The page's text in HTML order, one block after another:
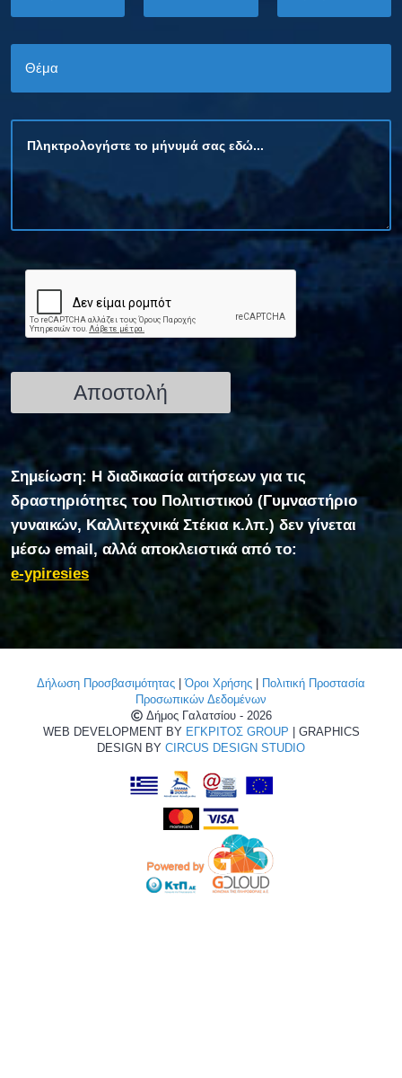
Σημείωση: Η διαδικασία αιτήσεων για τις
δραστηριότητες του Πολιτιστικού (Γυμναστήριο
γυναικών, Καλλιτεχνικά Στέκια κ.λπ.) δεν γίνεται
μέσω email, αλλά αποκλειστικά από το:
e-ypiresies
Δήλωση Προσβασιμότητας |Όροι Χρήσης
Πολιτική Προστασία
Προσωπικών Δεδομένων
Δήμος Γαλατσίου - 2026
WEB DEVELOPMENT BY ΕΓΚΡΙΤΟΣ GROUP | GRAPHICS
DESIGN BY CIRCUS DESIGN STUDIO